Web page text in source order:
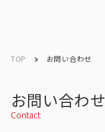
TOP お問い合わせ
お問い合わせ
Contact